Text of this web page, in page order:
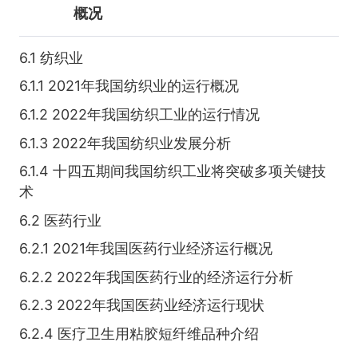
概况
6.1 纺织业
6.1.1 2021年我国纺织业的运行概况
6.1.2 2022年我国纺织工业的运行情况
6.1.3 2022年我国纺织业发展分析
6.1.4 十四五期间我国纺织工业将突破多项关键技
术
6.2 医药行业
6.2.1 2021年我国医药行业经济运行概况
6.2.2 2022年我国医药行业的经济运行分析
6.2.3 2022年我国医药业经济运行现状
6.2.4 医疗卫生用粘胶短纤维品种介绍